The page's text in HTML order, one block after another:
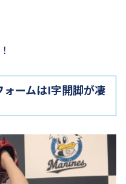
ームはI字開脚が凄